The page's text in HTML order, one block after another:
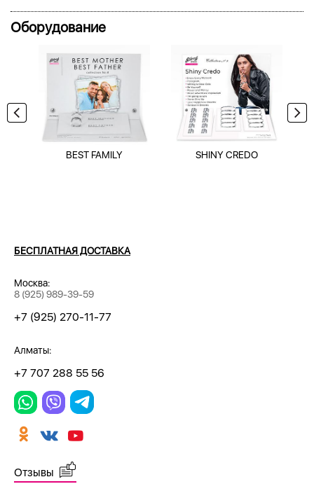
Оборудование
BEST FAMILY SHINY CREDO
БЕСПЛАТНАЯ ДОСТАВКА
Москва:
8 (925) 989-39-59
+7 (925) 270-11-77
Алматы:
+7 707 288 55 56
Отзывы